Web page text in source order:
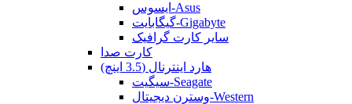
ایسوس-Asus
گیگابایت-Gigabyte
سایر کارت گرافیک
کارت صدا
هارد اینترنال (3.5 اینچ)
سیگیت-Seagate
وسترن دیجیتال-Western